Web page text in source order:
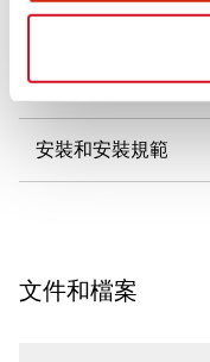
環境規範
機械規格
安裝和安裝規範
文件和檔案